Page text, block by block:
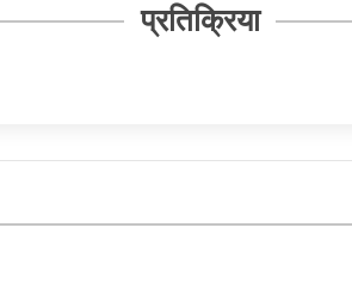
प्रतिक्रिया